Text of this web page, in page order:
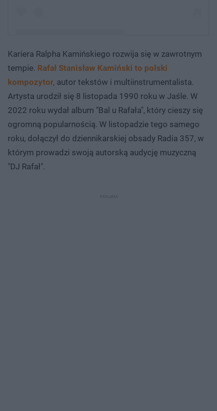
Post udostępniony przez Ralph Kaminski (@ralphkaminski)
Kariera Ralpha Kamińskiego rozwija się w zawrotnym
tempie. Rafał Stanisław Kamiński to polski
kompozytor, autor tekstów i multiinstrumentalista.
Artysta urodził się 8 listopada 1990 roku w Jaśle. W
2022 roku wydał album "Bal u Rafała", który cieszy się
ogromną popularnością. W listopadzie tego samego
roku, dołączył do dziennikarskiej obsady Radia 357, w
którym prowadzi swoją autorską audycję muzyczną
"DJ Rafał".